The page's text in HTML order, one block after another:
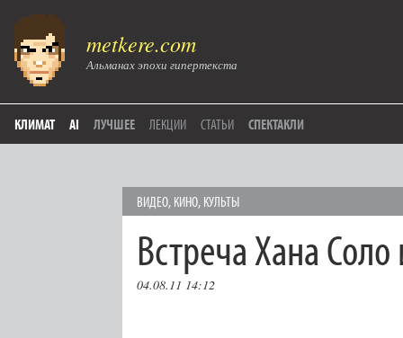
metkere.com
Альманах эпохи гипертекста
КЛИМАТ AI ЛУЧШЕЕ ЛЕКЦИИ СТАТЬИ СПЕКТАКЛИ
ВИДЕО, КИНО, КУЛЬТЫ
Встреча Хана
04.08.11 14:12